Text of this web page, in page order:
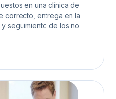
en una clínica de
correcto, entrega en la
y seguimiento de los no